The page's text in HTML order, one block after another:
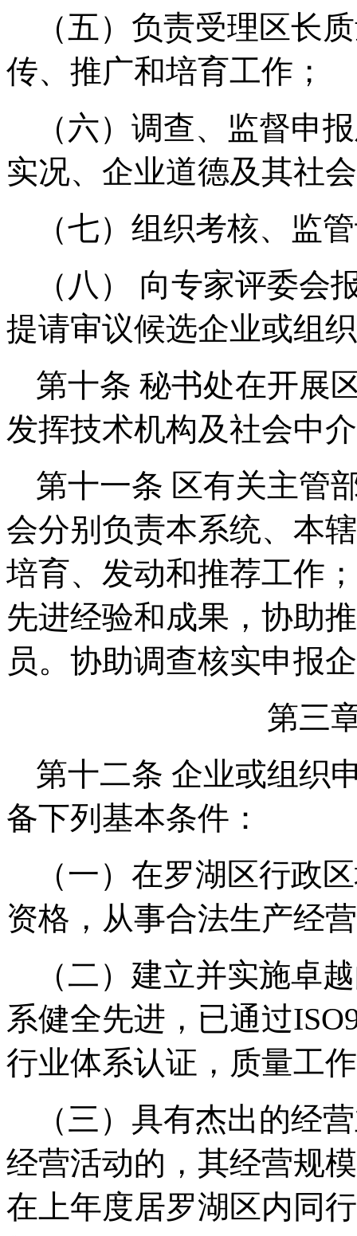
（五）负责受理区长
传、推广和培育工作；
（六）调查、监督申
实况、企业道德及其社
（七）组织考核、监
（ 八 ） 向专家评委会
提请审议候选企业或组
第十条 秘书处在开展
发挥技术机构及社会中
第十一条 区有关主管
会分别负责本系统、本
培育、发动和推荐工作
先进经验和成果，协助
员。 协助调查核实申报
第三
第十二条 企业或组织
备下列基本条件：
（一）在罗湖区行政
资格，从事合法生产经
（二）建立并实施卓
系健全先进，已通过
行业体系认证，质量工
（三）具有杰出的经
经营活动的，其经营规
在上年度居罗湖 区 内同